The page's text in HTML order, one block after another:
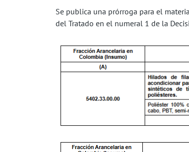
Se publica una prórroga para el
del Tratado en el numeral 1 de la